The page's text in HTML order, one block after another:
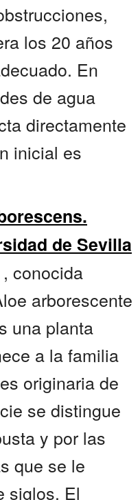
los 20 años
En
de agua
directamente
inicial es
de Sevilla
conocida
arborescente
una planta
a la familia
originaria de
se distingue
y por las
que se le
siglos. El